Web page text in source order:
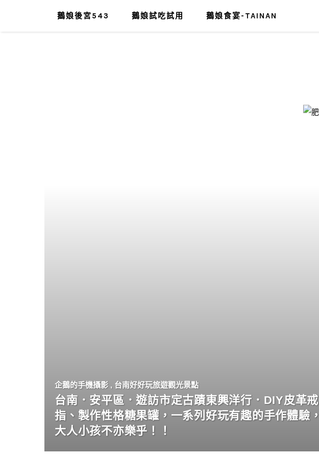
鵝娘後宮543 鵝娘試吃試用 鵝娘食宴-TAINAN
肥油太厚-鵝娘的後宮
企鵝的手機攝影 , 台南好好玩旅遊觀光景點
台南．安平區．遊訪市定古蹟東興洋行．DIY皮革戒
指、製作性格糖果罐，一系列好玩有趣的手作體驗，
大人小孩不亦樂乎！！